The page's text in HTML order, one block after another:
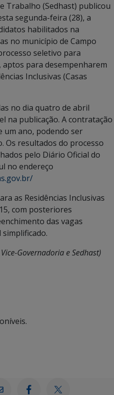
Trabalho (Sedhast) publicou
segunda-feira (28), a
habilitados na
no município de Campo
seletivo para
para desempenharem
Inclusivas (Casas
no dia quatro de abril
na publicação. A contratação
um ano, podendo ser
Os resultados do processo
pelo Diário Oficial do
no endereço
as Residências Inclusivas
com posteriores
das vagas
Governadoria e Sedhast)